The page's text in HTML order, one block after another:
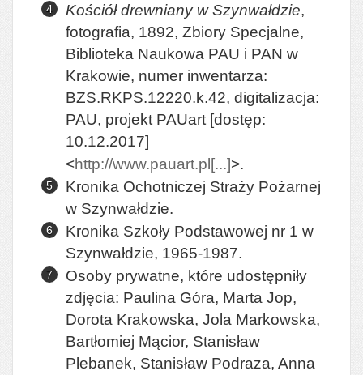
Kościół drewniany w Szynwałdzie,
fotografia, 1892, Zbiory Specjalne,
Biblioteka Naukowa PAU i PAN w
Krakowie, numer inwentarza:
BZS.RKPS.12220.k.42, digitalizacja:
PAU, projekt PAUart [dostęp:
10.12.2017]
<http://www.pauart.pl[...]>.
Kronika Ochotniczej Straży Pożarnej
w Szynwałdzie.
Kronika Szkoły Podstawowej nr 1 w
Szynwałdzie, 1965-1987.
Osoby prywatne, które udostępniły
zdjęcia: Paulina Góra, Marta Jop,
Dorota Krakowska, Jola Markowska,
Bartłomiej Mącior, Stanisław
Plebanek, Stanisław Podraza, Anna